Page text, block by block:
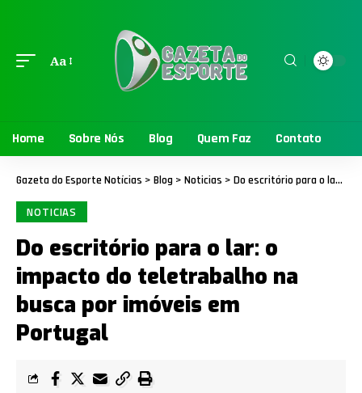
Aa
Home Sobre Nós Blog Quem Faz Contato
Gazeta do Esporte Notícias > Blog > Noticias > Do escritório para o lar: o impacto do teletrabalho na busca por imóveis em Portugal
NOTICIAS
Do escritório para o lar: o
impacto do teletrabalho na
busca por imóveis em
Portugal